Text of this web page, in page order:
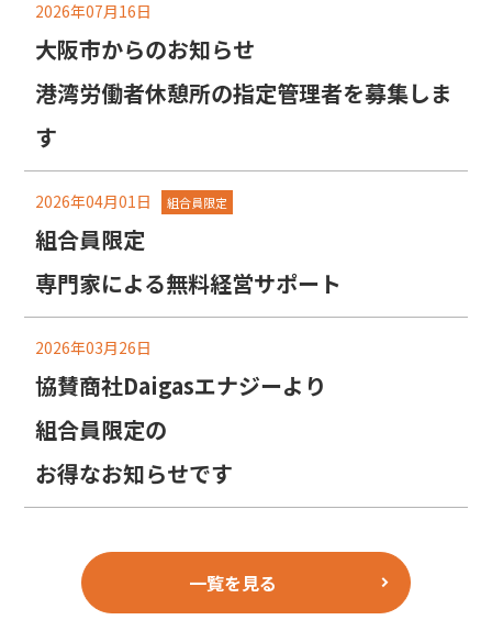
2026年07月16日
大阪市からのお知らせ
港湾労働者休憩所の指定管理者を募集しま
す
2026年04月01日 組合員限定
組合員限定
専門家による無料経営サポート
2026年03月26日
協賛商社Daigasエナジーより
組合員限定の
お得なお知らせです
一覧を見る